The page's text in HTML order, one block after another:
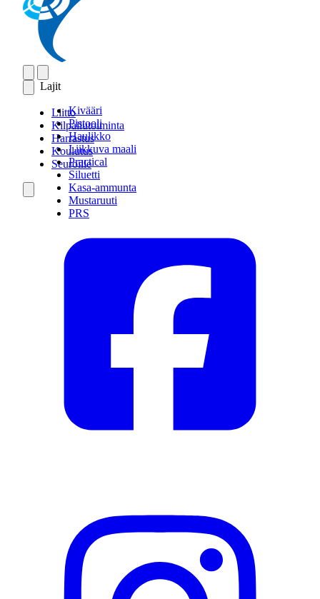
Lajit
Kivääri
Pistooli
Haulikko
Liikkuva maali
Practical
Siluetti
Kasa-ammunta
Mustaruuti
PRS
Liitto
Kilpailutoiminta
Harrastus
Koulutus
Seuroille